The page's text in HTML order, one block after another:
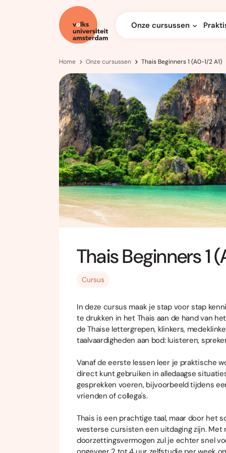
Onze cursussen
Home Onze cursussen Thais Beginners 1 (A0-1/2 A1)
Thais Beginners 1
Cursus
In deze cursus maak je stap voor stap
te drukken in het Thais aan de hand van
de Thaise lettergrepen, klinkers,
taalvaardigheden aan bod: luisteren,
Vanaf de eerste lessen leer je praktische
direct kunt gebruiken in alledaagse
gesprekken voeren, bijvoorbeeld tijdens
vrienden of collega's.
Thais is een prachtige taal, maar door het
westerse cursisten een uitdaging zijn. Met
doorzettingsvermogen zul je echter snel